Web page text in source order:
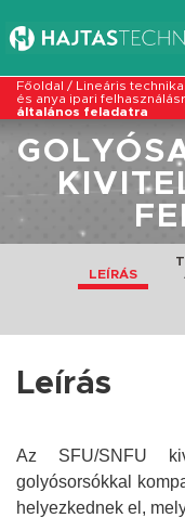
Főoldal / Lineáris technika
és anya ipari
általános feladatra
LEÍRÁS
Leírás
Az SFU/SNFU
golyósorsókkal
helyezkednek el,